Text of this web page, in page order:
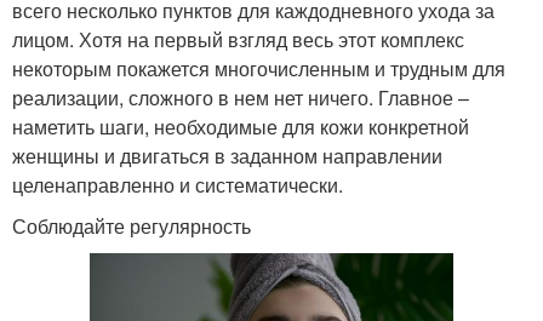
всего несколько пунктов для каждодневного ухода за
лицом. Хотя на первый взгляд весь этот комплекс
некоторым покажется многочисленным и трудным для
реализации, сложного в нем нет ничего. Главное –
наметить шаги, необходимые для кожи конкретной
женщины и двигаться в заданном направлении
целенаправленно и систематически.
Соблюдайте регулярность